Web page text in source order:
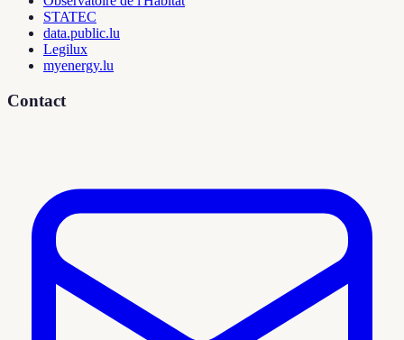
STATEC
data.public.lu
Legilux
myenergy.lu
Contact